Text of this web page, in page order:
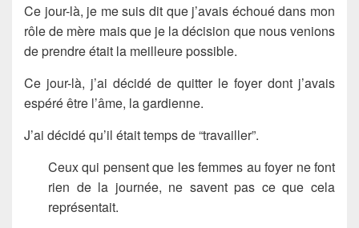
Ce jour-là, je me suis dit que j’avais échoué dans mon
rôle de mère mais que je la décision que nous venions
de prendre était la meilleure possible.
Ce jour-là, j’ai décidé de quitter le foyer dont j’avais
espéré être l’âme, la gardienne.
J’ai décidé qu’il était temps de “travailler”.
Ceux qui pensent que les femmes au foyer ne font
rien de la journée, ne savent pas ce que cela
représentait.